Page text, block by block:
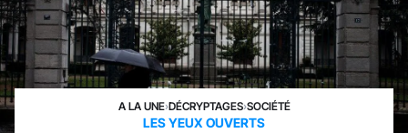
A LA UNE›DÉCRYPTAGES›SOCIÉTÉ
LES YEUX OUVERTS